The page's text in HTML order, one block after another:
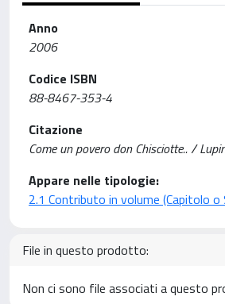
Anno
2006
Codice ISBN
88-8467-353-4
Citazione
Come un povero don Chisciotte.. /
Appare nelle tipologie:
2.1 Contributo in volume (Capitolo o
File in questo prodotto:
Non ci sono file associati a questo